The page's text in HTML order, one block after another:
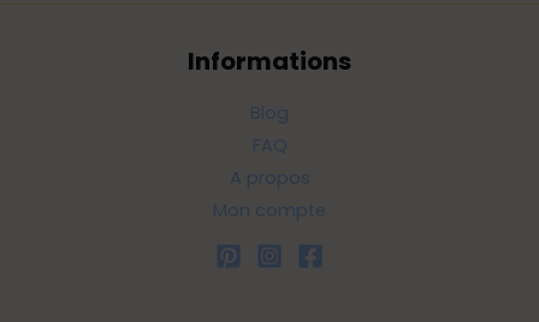
Informations
Blog
FAQ
A propos
Mon compte